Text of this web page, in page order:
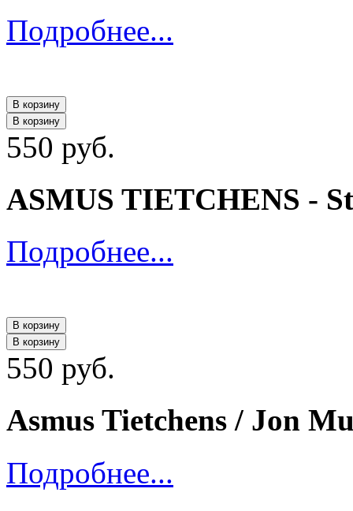
Подробнее...
В корзину
В корзину
550 руб.
ASMUS TIETCHENS -
Подробнее...
В корзину
В корзину
550 руб.
Asmus Tietchens / Jon
Подробнее...